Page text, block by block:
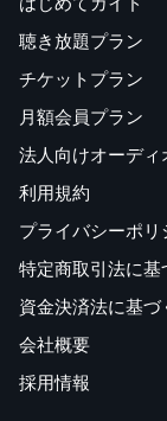
聴き放題プラン
チケットプラン
月額会員プラン
法人向けオーディ
利用規約
プライバシーポリ
特定商取引法に基
資金決済法に基づ
会社概要
採用情報